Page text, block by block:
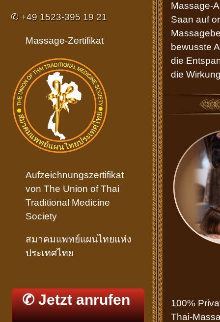
✆ +49 1523-395 19 21
Massage-Zertifikat
Aufzeichnungszertifikat
von The Union of Thai
Traditional Medicine
Society
สมาคมแพทย์แผนไทยแห่ง
ประเทศไทย
✆ Jetzt anrufen
Massage-
Saan auf
bewusste
die
die
100%
Thai-